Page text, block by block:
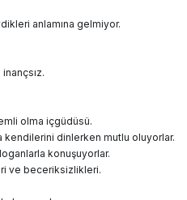
anlamına gelmiyor.
olma içgüdüsü.
kendilerini dinlerken mutlu oluyorlar.
konuşuyorlar.
ve beceriksizlikleri.